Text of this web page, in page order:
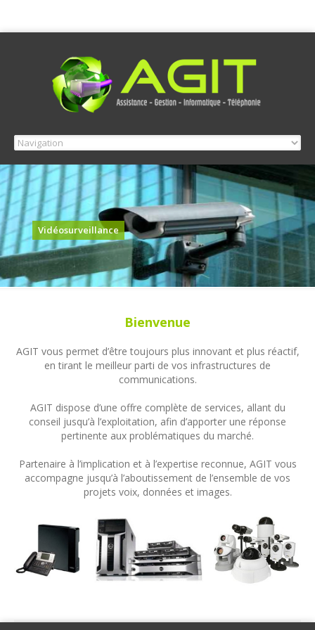
Vidéosurveillance
Bienvenue
AGIT vous permet d’être toujours plus innovant et plus réactif,
en tirant le meilleur parti de vos infrastructures de
communications.
AGIT dispose d’une offre complète de services, allant du
conseil jusqu’à l’exploitation, afin d’apporter une réponse
pertinente aux problématiques du marché.
Partenaire à l’implication et à l’expertise reconnue, AGIT vous
accompagne jusqu’à l’aboutissement de l’ensemble de vos
projets voix, données et images.